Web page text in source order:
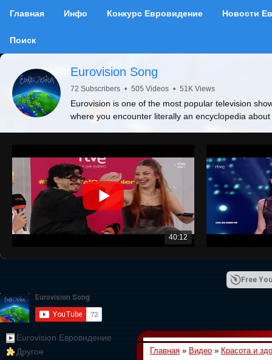
Главная Инфо Конкурс Евровидение Новости
Поиск
Eurovision Song
72 Subscribers • 505 Videos • 51K Views
Eurovision is one of the most popular television
where you encounter literally an encyclopedia
40:12
Free
Eurovision Евровидение
Другое
Главная » Видео » Красота и